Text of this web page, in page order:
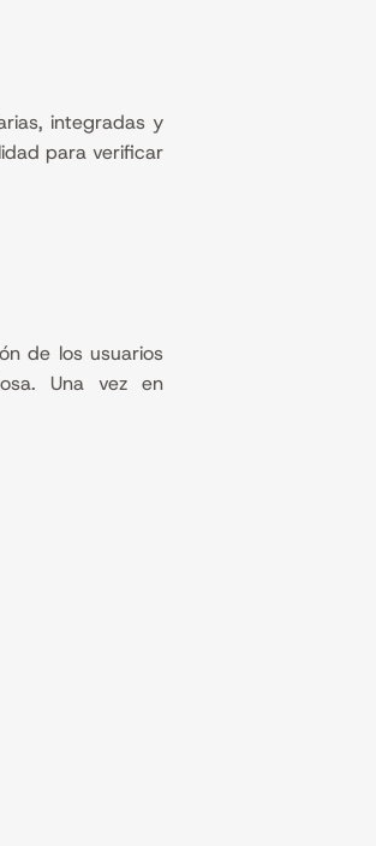
integradas y
para verificar
de los usuarios
Una vez en